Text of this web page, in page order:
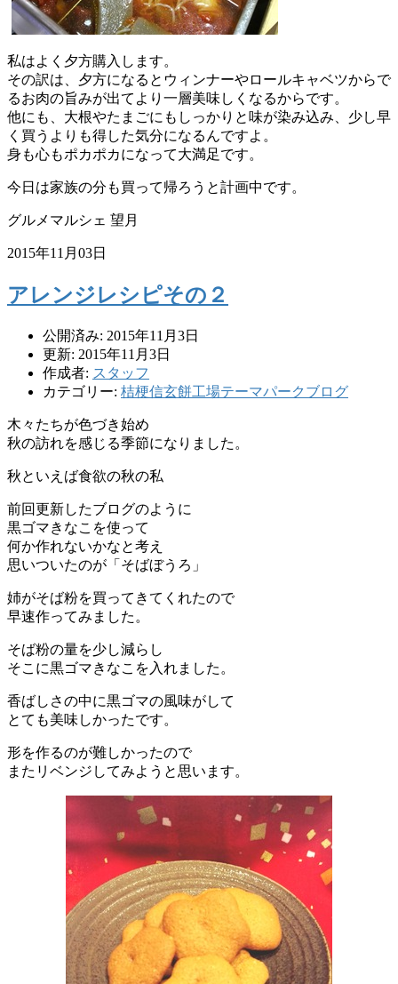
私はよく夕方購入します。
その訳は、夕方になるとウィンナーやロールキャベツからで
るお肉の旨みが出てより一層美味しくなるからです。
他にも、大根やたまごにもしっかりと味が染み込み、少し早
く買うよりも得した気分になるんですよ。
身も心もポカポカになって大満足です。
今日は家族の分も買って帰ろうと計画中です。
グルメマルシェ 望月
2015年11月03日
アレンジレシピその２
公開済み: 2015年11月3日
更新: 2015年11月3日
作成者: スタッフ
カテゴリー: 桔梗信玄餅工場テーマパークブログ
木々たちが色づき始め
秋の訪れを感じる季節になりました。
秋といえば食欲の秋の私
前回更新したブログのように
黒ゴマきなこを使って
何か作れないかなと考え
思いついたのが「そばぼうろ」
姉がそば粉を買ってきてくれたので
早速作ってみました。
そば粉の量を少し減らし
そこに黒ゴマきなこを入れました。
香ばしさの中に黒ゴマの風味がして
とても美味しかったです。
形を作るのが難しかったので
またリベンジしてみようと思います。